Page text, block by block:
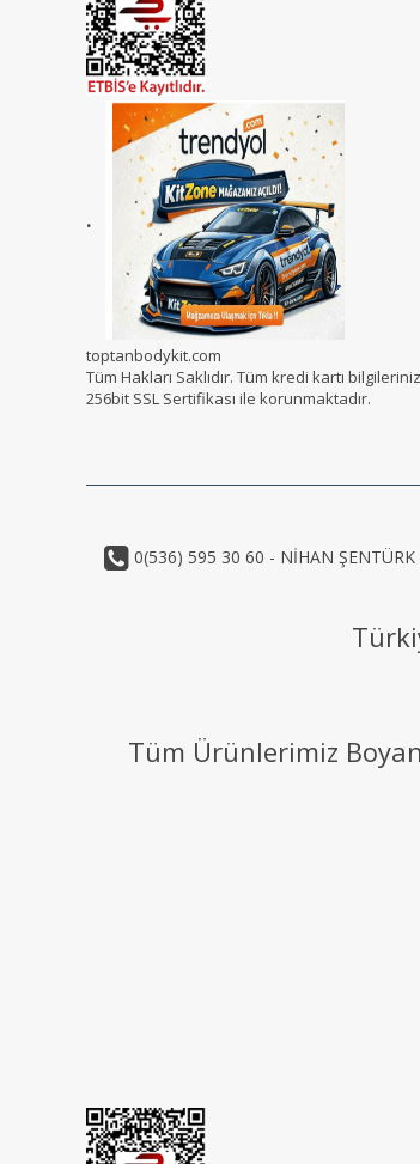
.
toptanbodykit.com
Tüm Hakları Saklıdır. Tüm kredi kartı bilgileriniz
256bit SSL Sertifikası ile korunmaktadır.
0(536) 595 30 60 - NİHAN ŞENTÜRK
Tüm Ürünlerimiz